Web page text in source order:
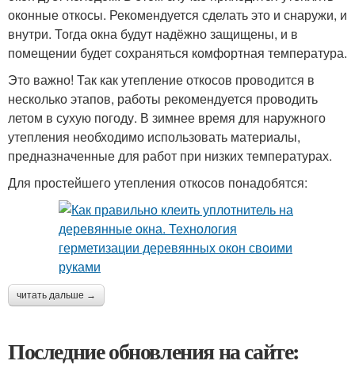
оконные откосы. Рекомендуется сделать это и снаружи, и
внутри. Тогда окна будут надёжно защищены, и в
помещении будет сохраняться комфортная температура.
Это важно! Так как утепление откосов проводится в
несколько этапов, работы рекомендуется проводить
летом в сухую погоду. В зимнее время для наружного
утепления необходимо использовать материалы,
предназначенные для работ при низких температурах.
Для простейшего утепления откосов понадобятся:
читать дальше →
Последние обновления на сайте: